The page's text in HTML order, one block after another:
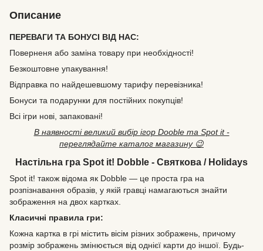
Описание
ПЕРЕВАГИ ТА БОНУСІ ВІД НАС:
Поверненя або заміна товару при необхідності!
Безкоштовне упакування!
Відправка по найдешевшому тарифу перевізника!
Бонуси та подарунки для постійних покупців!
Всі ігри нові, запаковані!
В наявності великий вибір ігор Dooble та Spot it -
переглядайте каталог магазину 😉
Настільна гра Spot it! Dobble - Святкова / Holidays
Spot it! також відома як Dobble — це проста гра на
розпізнавання образів, у якій гравці намагаються знайти
зображення на двох картках.
Класичні правила гри:
Кожна картка в грі містить вісім різних зображень, причому
розмір зображень змінюється від однієї карти до іншої. Будь-